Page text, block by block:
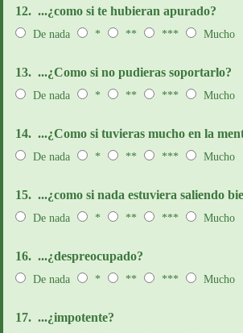
12. ...¿como si te hubieran apurado?
De nada * ** *** Mucho
13. ...¿Como si no pudieras soportarlo?
De nada * ** *** Mucho
14. ...¿Como si tuvieras mucho en la
De nada * ** *** Mucho
15. ...¿como si nada estuviera saliendo
De nada * ** *** Mucho
16. ...¿despreocupado?
De nada * ** *** Mucho
17. ...¿impotente?